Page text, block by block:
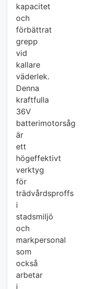
kapacitet
och
förbättrat
grepp
vid
kallare
väderlek.
Denna
kraftfulla
36V
batterimotorsåg
är
ett
högeffektivt
verktyg
för
trädvårdsproffs
i
stadsmiljö
och
markpersonal
som
också
arbetar
i